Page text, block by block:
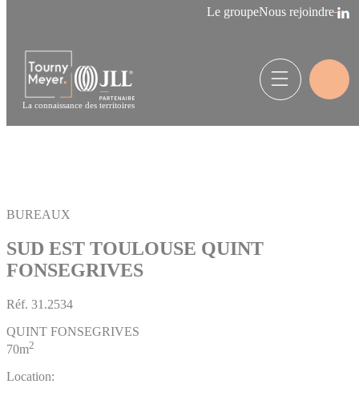
Le groupeNous rejoindre
La connaissance des territoires
BUREAUX
SUD EST TOULOUSE QUINT
FONSEGRIVES
Réf. 31.2534
QUINT FONSEGRIVES
70m2
Location: